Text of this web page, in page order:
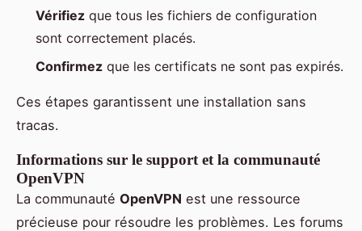
Vérifiez que tous les fichiers de configuration
sont correctement placés.
Confirmez que les certificats ne sont pas expirés.
Ces étapes garantissent une installation sans
tracas.
Informations sur le support et la communauté
OpenVPN
La communauté OpenVPN est une ressource
précieuse pour résoudre les problèmes. Les forums